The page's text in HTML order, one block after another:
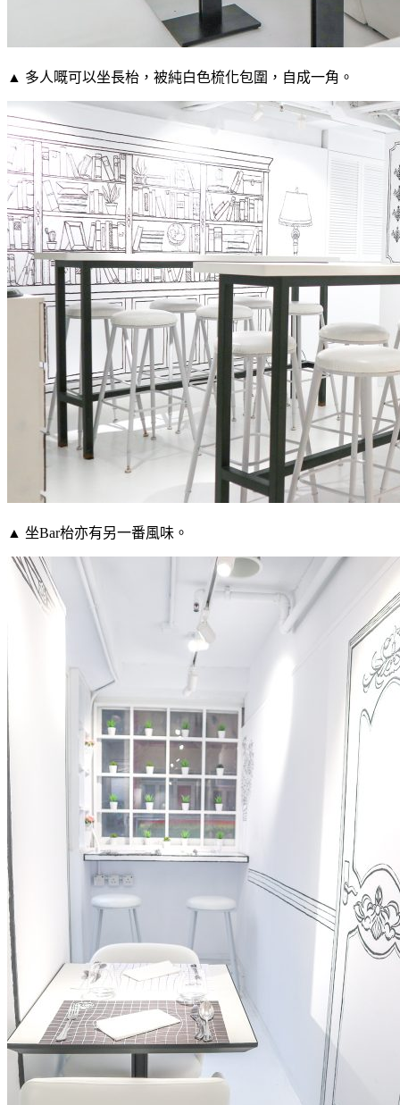
▲ 多人嘅可以坐長枱，被純白色梳化包圍，自成一角。
▲ 坐Bar枱亦有另一番風味。